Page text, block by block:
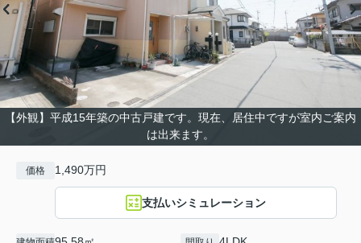
【外観】平成15年築の中古戸建です。現在、居住中ですが室内ご案内
は出来ます。
価格 1,490万円
支払いシミュレーション